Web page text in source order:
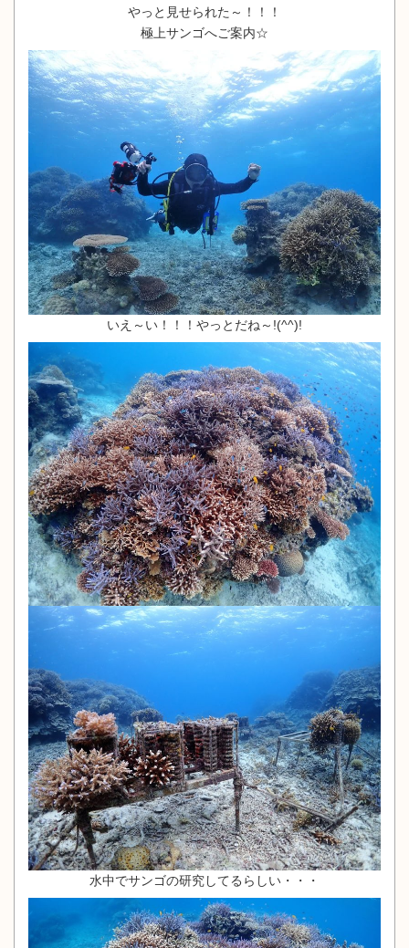
やっと見せられた～！！！
極上サンゴへご案内☆
いえ～い！！！やっとだね～!(^^)!
水中でサンゴの研究してるらしい・・・